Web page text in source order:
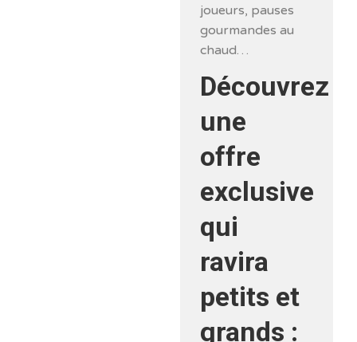
joueurs, pauses
gourmandes au
chaud…
Découvrez
une
offre
exclusive
qui
ravira
petits et
grands :